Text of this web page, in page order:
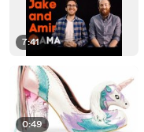
7:41
0:49